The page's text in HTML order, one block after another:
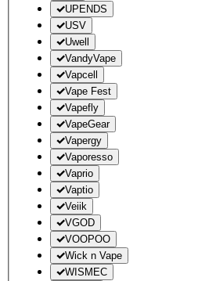
UPENDS
USV
Uwell
VandyVape
Vapcell
Vape Fest
Vapefly
VapeGear
Vapergy
Vaporesso
Vaprio
Vaptio
Veiik
VGOD
VOOPOO
Wick n Vape
WISMEC